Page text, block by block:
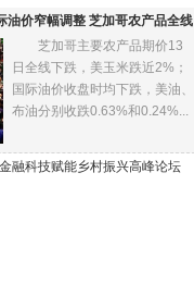
油价窄幅调整 芝加哥农产品全线
芝加哥主要农产品期价13
日全线下跌，美玉米跌近2%；
国际油价收盘时均下跌，美油、
布油分别收跌0.63%和0.24%...
融科技赋能乡村振兴高峰论坛